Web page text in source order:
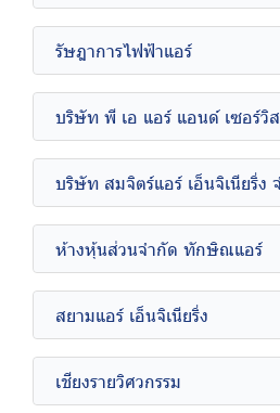
รัษฎาการไฟฟ้าแอร์
บริษัท พี เอ แอร์ แอนด์ เซอร์วิ
บริษัท สมจิตร์แอร์ เอ็นจิเนียริ่ง
ห้างหุ้นส่วนจำกัด ทักษิณแอร์
สยามแอร์ เอ็นจิเนียริ่ง
เชียงรายวิศวกรรม